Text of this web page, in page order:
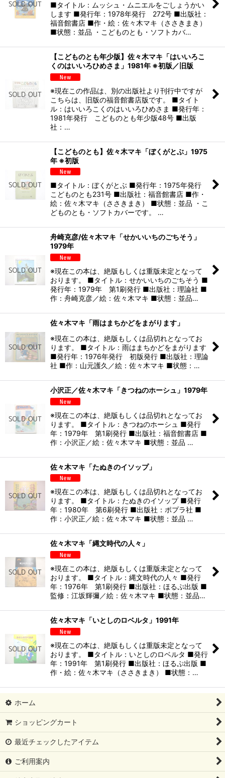
■タイトル：ムッシュ・ムニエルをごしょうかい
します ■発行年：1978年発行 272号 ■出版社：
福音館書店 ■作・絵：佐々木マキ（ささきまき）
■状態：並品 ・こどものとも・ソフトカバ…
【こどものとも年少版】佐々木マキ「はいいろこ
くのはいいろひめさま」1981年 ※初版／旧版
※現在この作品は、別の出版社より刊行中ですが
こちらは、旧版の福音館書店版です。 ■タイト
ル：はいいろこくのはいいろひめさま ■発行年：
1981年発行 こどものとも年少版48号 ■出版
社：…
【こどものとも】佐々木マキ「ぼくがとぶ」1975
年 ※初版
■タイトル：ぼくがとぶ ■発行年：1975年発行
こどものとも231号 ■出版社：福音館書店 ■作・
絵：佐々木マキ（ささきまき） ■状態：並品 ・こ
どものとも・ソフトカバーです。 …
舟崎克彦/佐々木マキ「せかいいちのごちそう」
1979年
※現在この本は、絶版もしくは重版未定となって
おります。 ■タイトル：せかいいちのごちそう ■
発行年：1979年 第1刷発行 ■出版社：理論社 ■
作：舟崎克彦／絵：佐々木マキ ■状態：並品…
佐々木マキ「雨はまちかどをまがります」
※現在この本は、絶版もしくは品切れとなってお
ります。 ■タイトル：雨はまちかどをまがります
■発行年：1976年発行 初版発行 ■出版社：理論
社 ■作：山元護久／絵：佐々木マキ ■状態：…
小沢正／佐々木マキ「きつねのホーシュ」1979年
※現在この本は、絶版もしくは品切れとなってお
ります。 ■タイトル：きつねのホーシュ ■発行
年：1979年 第1刷発行 ■出版社：福音館書店 ■
作：小沢正／絵：佐々木マキ ■状態：並品 …
佐々木マキ「たぬきのイソップ」
※現在この本は、絶版もしくは品切れとなってお
ります。 ■タイトル：たぬきのイソップ ■発行
年：1980年 第6刷発行 ■出版社：ポプラ社 ■
作：小沢正／絵：佐々木マキ ■状態：並品 …
佐々木マキ「縄文時代の人々」
※現在この本は、絶版もしくは重版未定となって
おります。 ■タイトル：縄文時代の人々 ■発行
年：1976年 第1刷発行 ■出版社：ほるぷ出版 ■
監修：江坂輝彌／絵：佐々木マキ ■状態：並品…
佐々木マキ「いとしのロベルタ」1991年
※現在この本は、絶版もしくは重版未定となって
おります。 ■タイトル：いとしのロベルタ ■発行
年：1991年 第1刷発行 ■出版社：ほるぷ出版 ■
作・絵：佐々木マキ（ささきまき） ■状態：…
ホーム
ショッピングカート
最近チェックしたアイテム
ご利用案内